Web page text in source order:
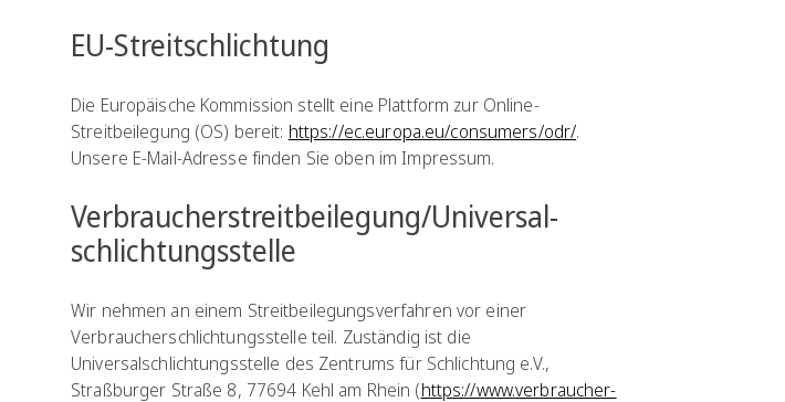
EU-Streitschlichtung
Die Europäische Kommission stellt eine Plattform zur Online-
Streitbeilegung (OS) bereit: https://ec.europa.eu/consumers/odr/.
Unsere E-Mail-Adresse finden Sie oben im Impressum.
Verbraucher­streit­beilegung/Universal­
schlichtungs­stelle
Wir nehmen an einem Streitbeilegungsverfahren vor einer
Verbraucherschlichtungsstelle teil. Zuständig ist die
Universalschlichtungsstelle des Zentrums für Schlichtung e.V.,
Straßburger Straße 8, 77694 Kehl am Rhein (https://www.verbraucher-